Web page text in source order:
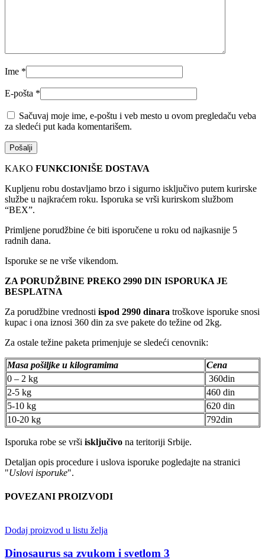
Ime *
E-pošta *
Sačuvaj moje ime, e-poštu i veb mesto u ovom pregledaču veba
za sledeći put kada komentarišem.
KAKO FUNKCIONIŠE DOSTAVA
Kupljenu robu dostavljamo brzo i sigurno isključivo putem kurirske
službe u najkraćem roku. Isporuka se vrši kurirskom službom
“BEX”.
Primljene porudžbine će biti isporučene u roku od najkasnije 5
radnih dana.
Isporuke se ne vrše vikendom.
ZA PORUDŽBINE PREKO 2990 DIN ISPORUKA JE
BESPLATNA
Za porudžbine vrednosti ispod 2990 dinara troškove isporuke snosi
kupac i ona iznosi 360 din za sve pakete do težine od 2kg.
Za ostale težine paketa primenjuje se sledeći cenovnik:
Masa pošiljke u kilogramima
Cena
0 – 2 kg
360din
2-5 kg
460 din
5-10 kg
620 din
10-20 kg
792din
Isporuka robe se vrši isključivo na teritoriji Srbije.
Detaljan opis procedure i uslova isporuke pogledajte na stranici
"Uslovi isporuke".
POVEZANI PROIZVODI
Dodaj proizvod u listu želja
Dinosaurus sa zvukom i svetlom 3